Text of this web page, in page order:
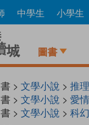
中學生 小學生
圖書
> 文學小說 > 推
> 文學小說 > 愛情
> 文學小說 > 科